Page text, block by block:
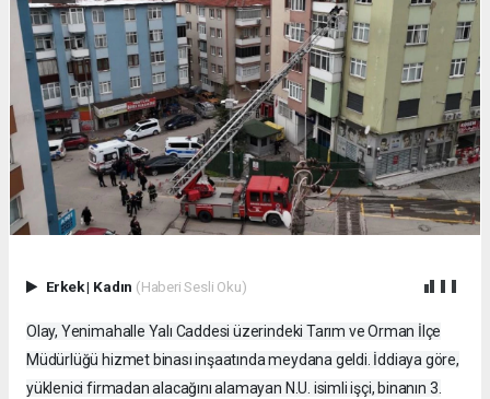
Erkek| Kadın (Haberi Sesli Oku)
Olay, Yenimahalle Yalı Caddesi üzerindeki Tarım ve Orman İlçe
Müdürlüğü hizmet binası inşaatında meydana geldi. İddiaya göre,
yüklenici firmadan alacağını alamayan N.U. isimli işçi, binanın 3.